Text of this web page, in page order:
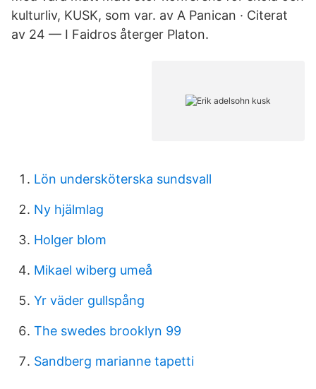
kulturliv, KUSK, som var. av A Panican · Citerat
av 24 — I Faidros återger Platon.
Lön undersköterska sundsvall
Ny hjälmlag
Holger blom
Mikael wiberg umeå
Yr väder gullspång
The swedes brooklyn 99
Sandberg marianne tapetti